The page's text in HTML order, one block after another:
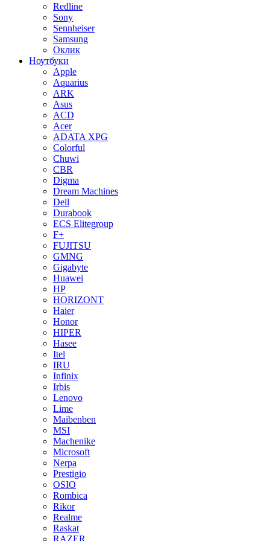
Redline
Sony
Sennheiser
Samsung
Оклик
Ноутбуки
Apple
Aquarius
ARK
Asus
ACD
Acer
ADATA XPG
Colorful
Chuwi
CBR
Digma
Dream Machines
Dell
Durabook
ECS Elitegroup
F+
FUJITSU
GMNG
Gigabyte
Huawei
HP
HORIZONT
Haier
Honor
HIPER
Hasee
Itel
IRU
Infinix
Irbis
Lenovo
Lime
Maibenben
MSI
Machenike
Microsoft
Nerpa
Prestigio
OSIO
Rombica
Rikor
Realme
Raskat